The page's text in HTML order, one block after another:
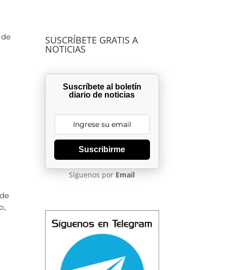
SUSCRÍBETE GRATIS A
NOTICIAS
Suscríbete al boletín
diario de noticias
Suscribirme
Síguenos por Email